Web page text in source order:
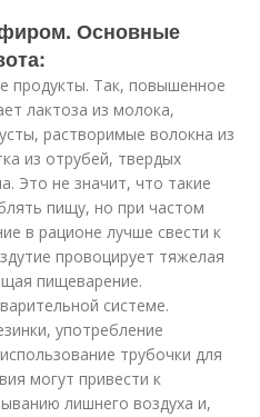
Основные
продукты. Так, повышенное
лактоза из молока,
растворимые волокна из
из отрубей, твердых
Это не значит, что такие
пищу, но при частом
в рационе лучше свести к
провоцирует тяжелая
пищеварение.
системе.
употребление
трубочки для
могут привести к
лишнего воздуха и,